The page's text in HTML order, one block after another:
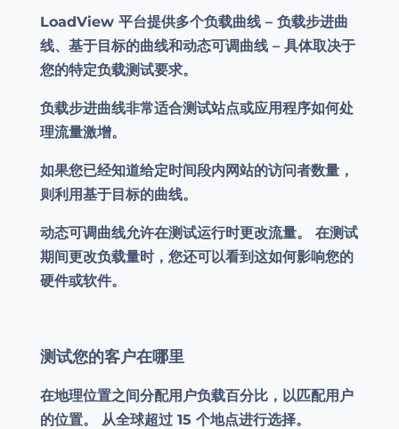
LoadView 平台提供多个负载曲线 – 负载步进曲
线、基于目标的曲线和动态可调曲线 – 具体取决于
您的特定负载测试要求。
负载步进曲线非常适合测试站点或应用程序如何处
理流量激增。
如果您已经知道给定时间段内网站的访问者数量，
则利用基于目标的曲线。
动态可调曲线允许在测试运行时更改流量。 在测试
期间更改负载量时，您还可以看到这如何影响您的
硬件或软件。
测试您的客户在哪里
在地理位置之间分配用户负载百分比，以匹配用户
的位置。 从全球超过 15 个地点进行选择。